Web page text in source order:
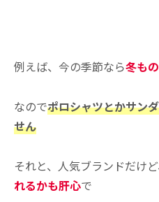
例えば、今の季節なら冬もの
なのでポロシャツとかサン
せん
それと、人気ブランドだけど
れるかも肝心で